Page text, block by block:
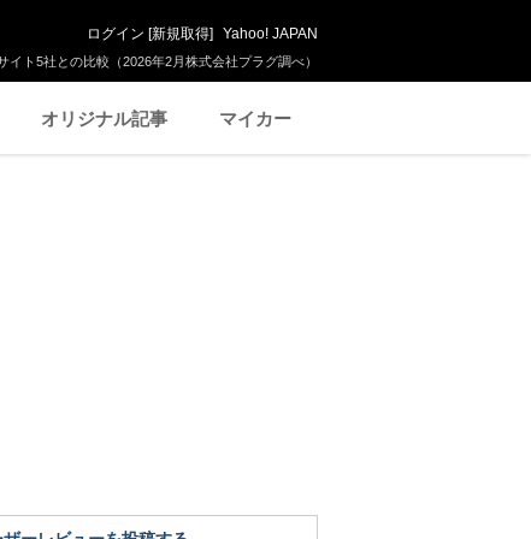
ト5社との比較（2026年2月株式会社プラグ調べ）
ログイン [新規取得] Yahoo! JAPAN
オリジナル記事 マイカー